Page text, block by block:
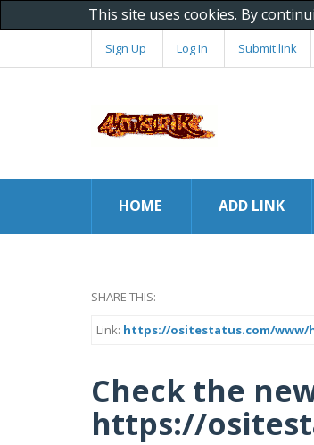
This site uses cookies. By
Sign Up Log In Submit link
HOME ADD LINK
SHARE THIS:
Link: https://ositestatus.com/www/
Check the
https://